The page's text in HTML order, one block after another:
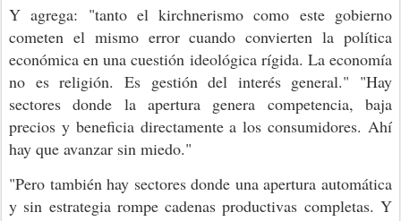
Y agrega: "tanto el kirchnerismo como este gobierno
cometen el mismo error cuando convierten la política
económica en una cuestión ideológica rígida. La economía
no es religión. Es gestión del interés general." "Hay
sectores donde la apertura genera competencia, baja
precios y beneficia directamente a los consumidores. Ahí
hay que avanzar sin miedo."
"Pero también hay sectores donde una apertura automática
y sin estrategia rompe cadenas productivas completas. Y